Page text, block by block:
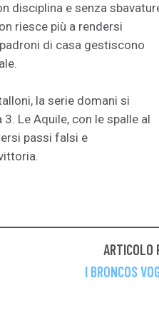
disciplina e senza
riesce più a rendersi
di casa gestiscono
la serie domani si
Le Aquile, con le spalle al
passi falsi e
ARTICOLO
I BRONCOS